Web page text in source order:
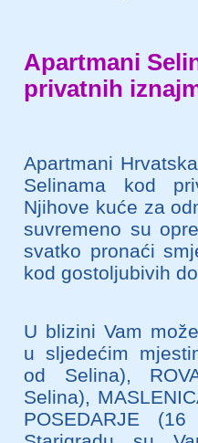
Apartmani
privatnih
Apartmani
Selinama kod
Njihove kuće za
suvremeno su
svatko pronaći
kod gostoljubivih
U blizini Vam
u sljedećim
od Selina),
Selina),
POSEDARJE